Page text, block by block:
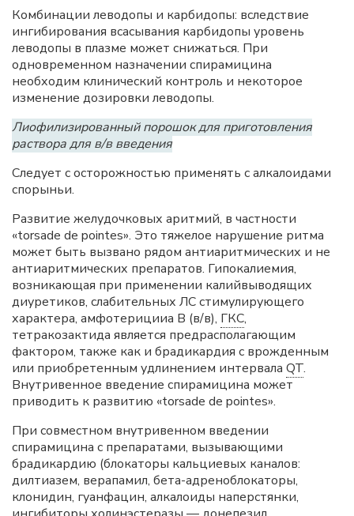
Комбинации леводопы и карбидопы: вследствие
ингибирования всасывания карбидопы уровень
леводопы в плазме может снижаться. При
одновременном назначении спирамицина
необходим клинический контроль и некоторое
изменение дозировки леводопы.
Лиофилизированный порошок для приготовления
раствора для в/в введения
Следует с осторожностью применять с алкалоидами
спорыньи.
Развитие желудочковых аритмий, в частности
«torsade de pointes». Это тяжелое нарушение ритма
может быть вызвано рядом антиаритмических и не
антиаритмических препаратов. Гипокалиемия,
возникающая при применении калийвыводящих
диуретиков, слабительных ЛС стимулирующего
характера, амфотерицииа В (в/в), ГКС,
тетракозактида является предрасполагающим
фактором, также как и брадикардия с врожденным
или приобретенным удлинением интервала QT.
Внутривенное введение спирамицина может
приводить к развитию «torsade de pointes».
При совместном внутривенном введении
спирамицина с препаратами, вызывающими
брадикардию (блокаторы кальциевых каналов:
дилтиазем, верапамил, бета-адреноблокаторы,
клонидин, гуанфацин, алкалоиды наперстянки,